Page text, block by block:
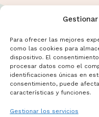
Para ofrecer las mejores
como las cookies para
dispositivo. El
procesar datos como el
identificaciones únicas en
consentimiento, puede
características y funciones.
Gestionar los servicios